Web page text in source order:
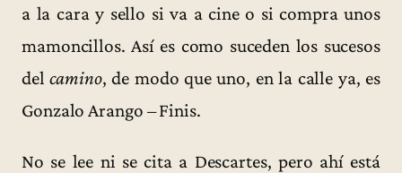
a la cara y sello si va a cine o si compra unos
mamoncillos. Así es como suceden los sucesos
delcamino, de modo que uno, en la calle ya, es
Gonzalo Arango – Finis.
No se lee ni se cita a Descartes, pero ahí está